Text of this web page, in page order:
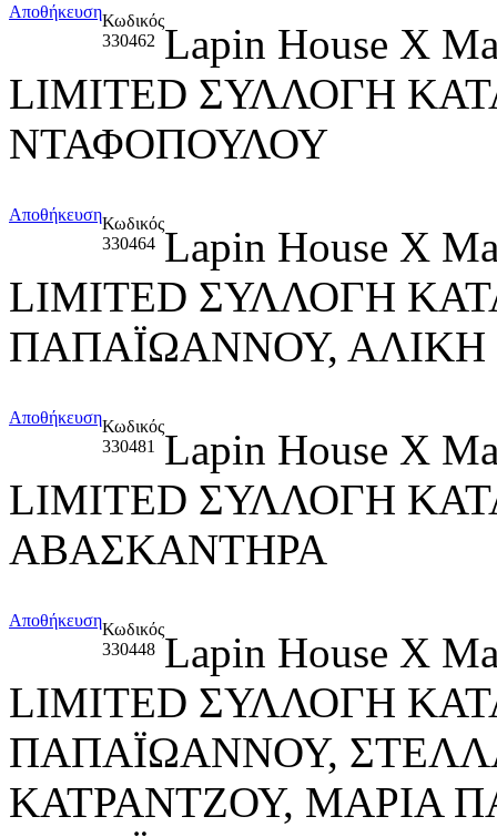
ΑποθήκευσηΚωδικός
330462 Lapin House X
LIMITED ΣΥΛΛΟΓΗ
ΝΤΑΦΟΠΟΥΛΟΥ
ΑποθήκευσηΚωδικός
330464 Lapin House X
LIMITED ΣΥΛΛΟΓΗ
ΠΑΠΑΪΩΑΝΝΟΥ,
ΑποθήκευσηΚωδικός
330481
Lapin House X
LIMITED ΣΥΛΛΟΓΗ
ΑΒΑΣΚΑΝΤΗΡΑ
ΑποθήκευσηΚωδικός
330448 Lapin House X
LIMITED ΣΥΛΛΟΓΗ
ΠΑΠΑΪΩΑΝΝΟΥ,
ΚΑΤΡΑΝΤΖΟΥ, ΜΑΡΙΑ